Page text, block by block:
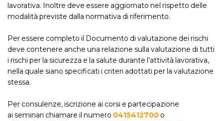
lavorativa. Inoltre deve essere aggiornato nel rispetto delle
modalità previste dalla normativa di riferimento.
Per essere completo il Documento di valutazione dei rischi
deve contenere anche una relazione sulla valutazione di tutti
i rischi per la sicurezza e la salute durante l’attività lavorativa,
nella quale siano specificati i criteri adottati per la valutazione
stessa.
Per consulenze, iscrizione ai corsi e partecipazione
ai seminari chiamare il numero 0415412700 o